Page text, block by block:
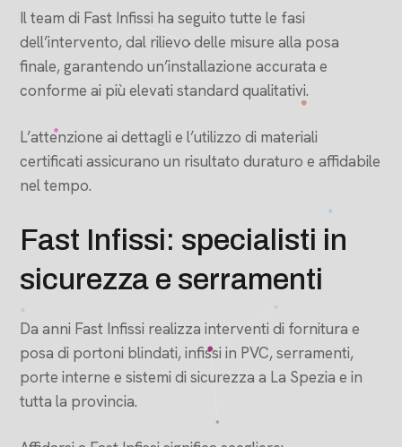
Il team di Fast Infissi ha seguito tutte le fasi
dell’intervento, dal rilievo delle misure alla posa
finale, garantendo un’installazione accurata e
conforme ai più elevati standard qualitativi.
L’attenzione ai dettagli e l’utilizzo di materiali
certificati assicurano un risultato duraturo e affidabile
nel tempo.
Fast Infissi: specialisti in
sicurezza e serramenti
Da anni Fast Infissi realizza interventi di fornitura e
posa di portoni blindati, infissi in PVC, serramenti,
porte interne e sistemi di sicurezza a La Spezia e in
tutta la provincia.